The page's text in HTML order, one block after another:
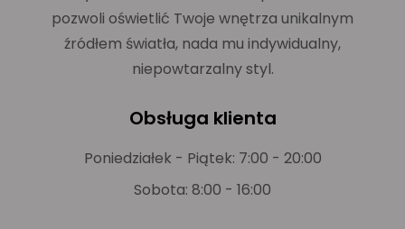
pozwoli oświetlić Twoje wnętrza unikalnym
źródłem światła, nada mu indywidualny,
niepowtarzalny styl.
Obsługa klienta
Poniedziałek - Piątek: 7:00 - 20:00
Sobota: 8:00 - 16:00